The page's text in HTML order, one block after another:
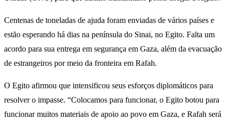
Centenas de toneladas de ajuda foram enviadas de vários países e
estão esperando há dias na península do Sinai, no Egito. Falta um
acordo para sua entrega em segurança em Gaza, além da evacuação
de estrangeiros por meio da fronteira em Rafah.
O Egito afirmou que intensificou seus esforços diplomáticos para
resolver o impasse. “Colocamos para funcionar, o Egito botou para
funcionar muitos materiais de apoio ao povo em Gaza, e Rafah será